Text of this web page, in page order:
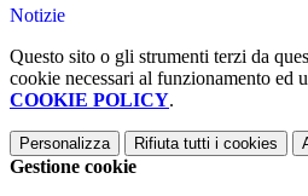
Notizie
Questo sito o gli strumenti terzi da
cookie necessari al funzionamento ed
COOKIE POLICY.
Personalizza Rifiuta tutti i cookies
Gestione cookie